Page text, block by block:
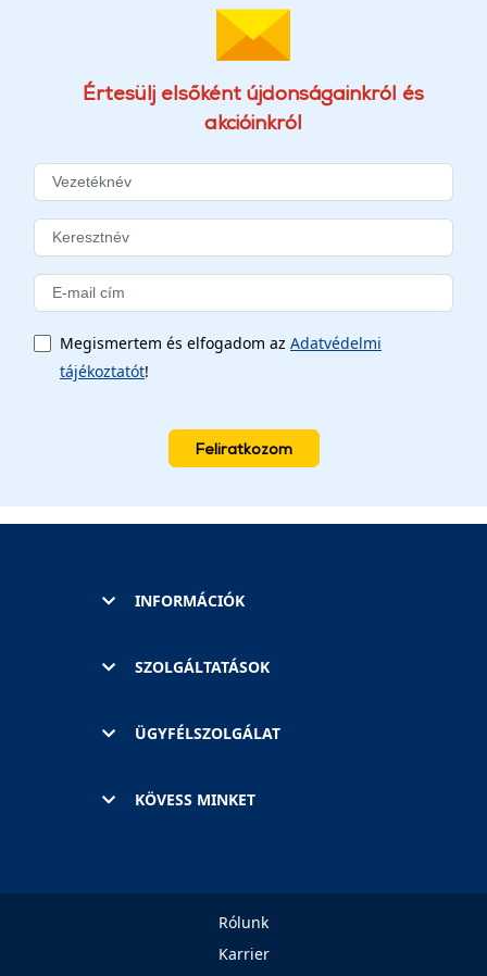
Értesülj elsőként újdonságainkról és
akcióinkról
Megismertem és elfogadom az Adatvédelmi
tájékoztatót!
Feliratkozom
INFORMÁCIÓK
SZOLGÁLTATÁSOK
ÜGYFÉLSZOLGÁLAT
KÖVESS MINKET
Rólunk
Karrier